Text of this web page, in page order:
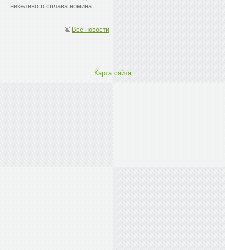
никелевого сплава номина ...
Все новости
Карта сайта